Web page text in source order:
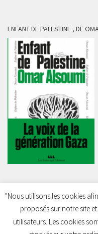
ENFANT DE PALESTINE , DE
Charleroi Pour la
"Nous utilisons les cookies
proposés sur notre site
utilisateurs. Les cookies